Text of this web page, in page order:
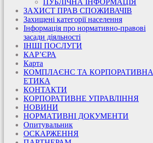
ЗАХИСТ ПРАВ СПОЖИВАЧІВ
Захищені категорії населення
Інформація про нормативно-правові
засади діяльності
ІНШІ ПОСЛУГИ
КАР’ЄРА
Карта
КОМПЛАЄНС ТА КОРПОРАТИВНА
ЕТИКА
КОНТАКТИ
КОРПОРАТИВНЕ УПРАВЛІННЯ
НОВИНИ
НОРМАТИВНІ ДОКУМЕНТИ
Опитувальник
ОСКАРЖЕННЯ